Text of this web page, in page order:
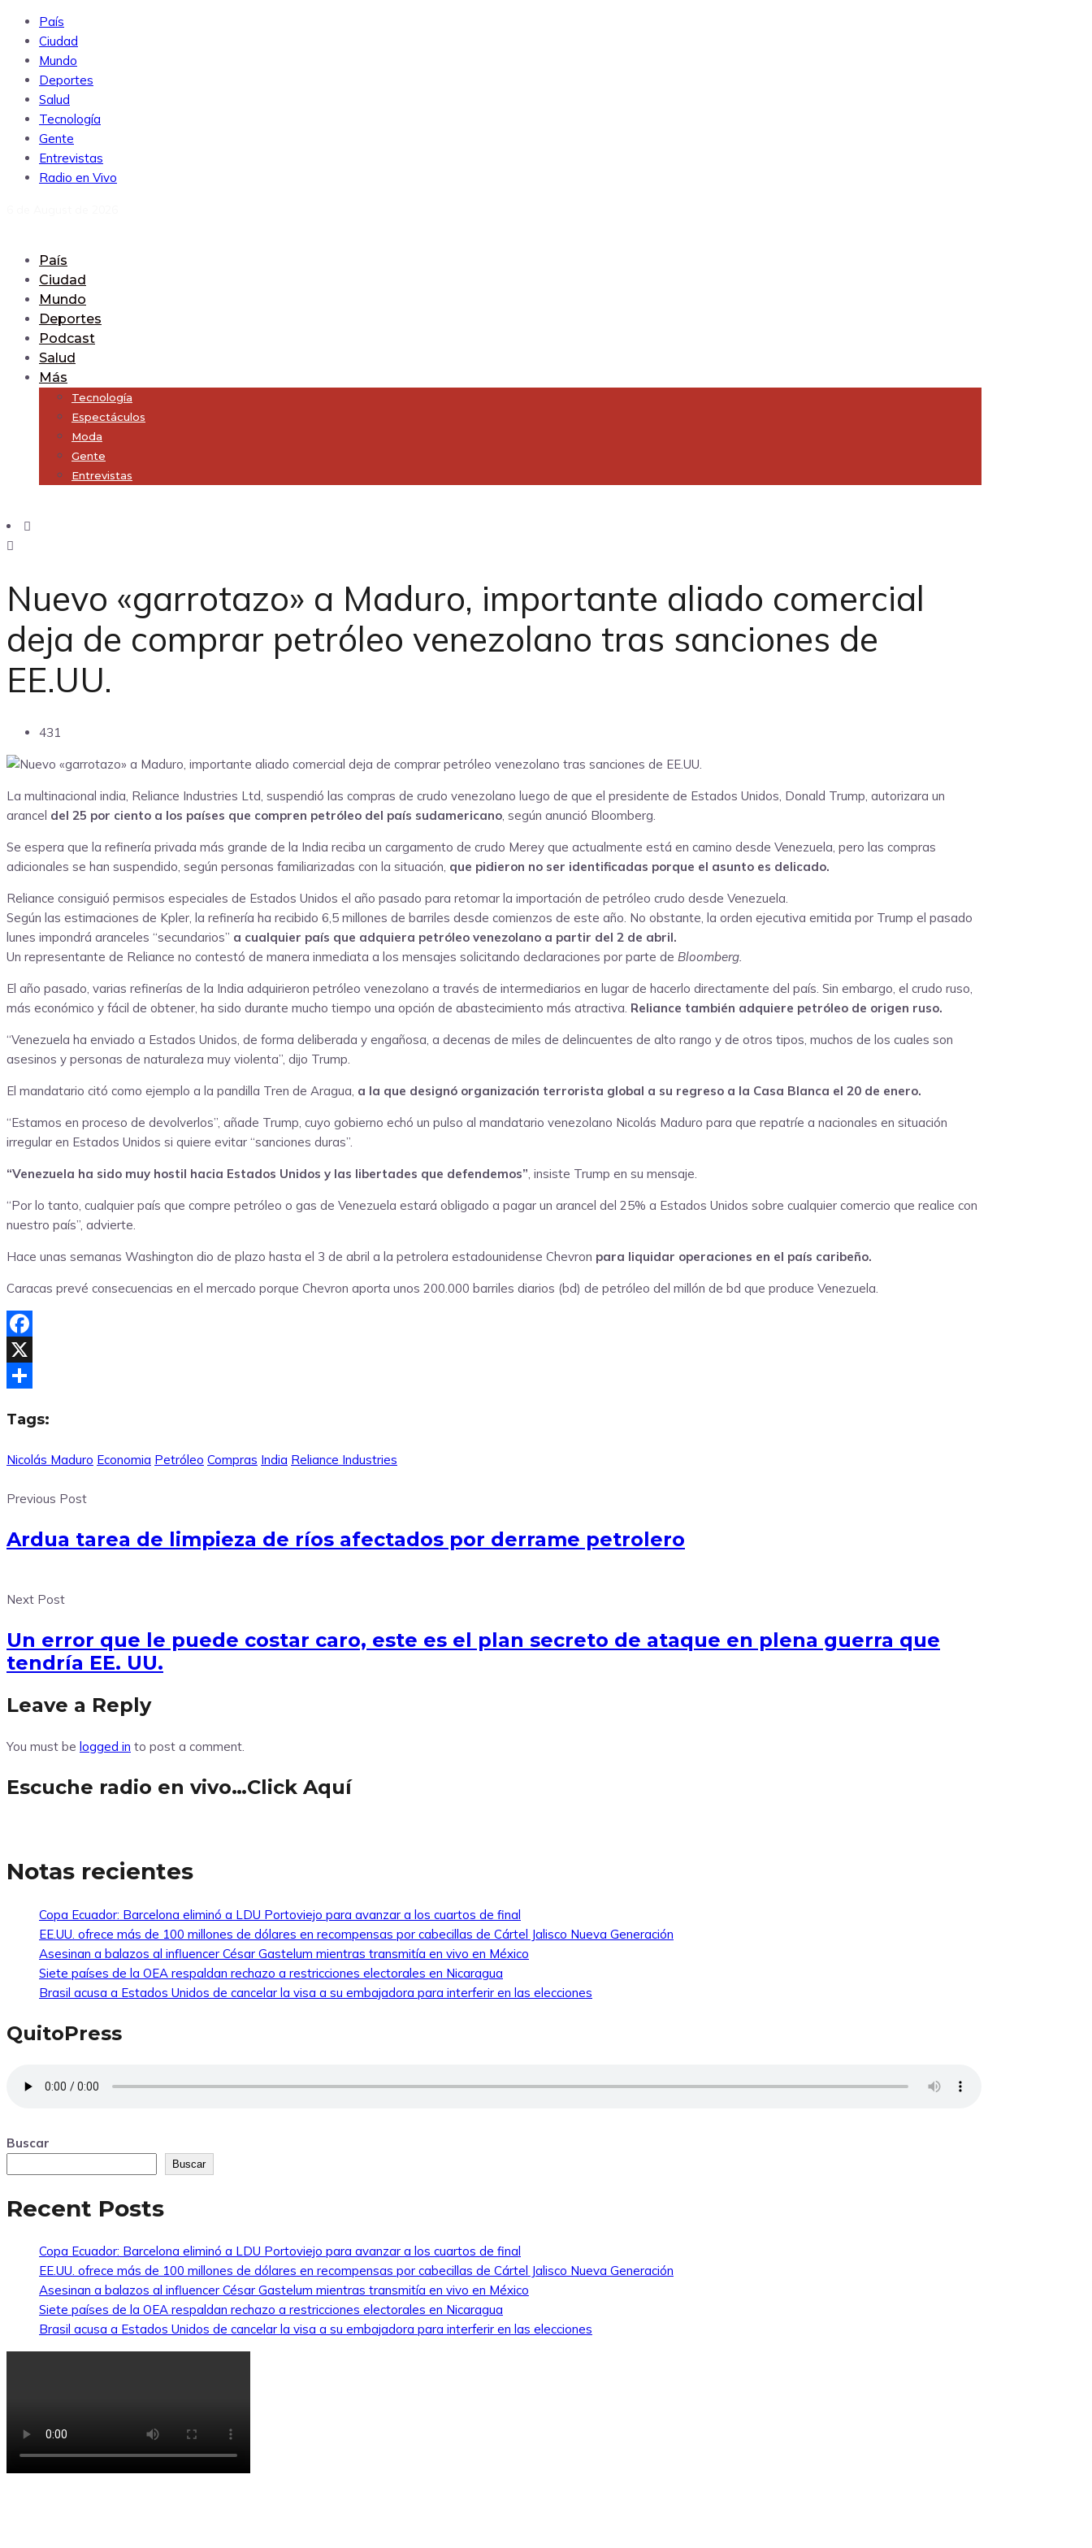
País
Ciudad
Mundo
Deportes
Salud
Tecnología
Gente
Entrevistas
Radio en Vivo
País
Ciudad
Mundo
Deportes
Podcast
Salud
Más
Tecnología
Espectáculos
Moda
Gente
Entrevistas
Nuevo «garrotazo» a Maduro, importante aliado comercial
deja de comprar petróleo venezolano tras sanciones de
EE.UU.
431
La multinacional india, Reliance Industries Ltd, suspendió las compras de crudo venezolano luego de que el presidente de Estados Unidos, Donald Trump, autorizara un
arancel del 25 por ciento a los países que compren petróleo del país sudamericano, según anunció Bloomberg.
Se espera que la refinería privada más grande de la India reciba un cargamento de crudo Merey que actualmente está en camino desde Venezuela, pero las compras
adicionales se han suspendido, según personas familiarizadas con la situación, que pidieron no ser identificadas porque el asunto es delicado.
Reliance consiguió permisos especiales de Estados Unidos el año pasado para retomar la importación de petróleo crudo desde Venezuela.
Según las estimaciones de Kpler, la refinería ha recibido 6,5 millones de barriles desde comienzos de este año. No obstante, la orden ejecutiva emitida por Trump el pasado
lunes impondrá aranceles “secundarios” a cualquier país que adquiera petróleo venezolano a partir del 2 de abril.
Un representante de Reliance no contestó de manera inmediata a los mensajes solicitando declaraciones por parte de Bloomberg.
El año pasado, varias refinerías de la India adquirieron petróleo venezolano a través de intermediarios en lugar de hacerlo directamente del país. Sin embargo, el crudo ruso,
más económico y fácil de obtener, ha sido durante mucho tiempo una opción de abastecimiento más atractiva. Reliance también adquiere petróleo de origen ruso.
“Venezuela ha enviado a Estados Unidos, de forma deliberada y engañosa, a decenas de miles de delincuentes de alto rango y de otros tipos, muchos de los cuales son
asesinos y personas de naturaleza muy violenta”, dijo Trump.
El mandatario citó como ejemplo a la pandilla Tren de Aragua, a la que designó organización terrorista global a su regreso a la Casa Blanca el 20 de enero.
“Estamos en proceso de devolverlos”, añade Trump, cuyo gobierno echó un pulso al mandatario venezolano Nicolás Maduro para que repatríe a nacionales en situación
irregular en Estados Unidos si quiere evitar “sanciones duras”.
“Venezuela ha sido muy hostil hacia Estados Unidos y las libertades que defendemos”, insiste Trump en su mensaje.
“Por lo tanto, cualquier país que compre petróleo o gas de Venezuela estará obligado a pagar un arancel del 25% a Estados Unidos sobre cualquier comercio que realice con
nuestro país”, advierte.
Hace unas semanas Washington dio de plazo hasta el 3 de abril a la petrolera estadounidense Chevron para liquidar operaciones en el país caribeño.
Caracas prevé consecuencias en el mercado porque Chevron aporta unos 200.000 barriles diarios (bd) de petróleo del millón de bd que produce Venezuela.
Facebook
X
Tags:
Nicolás Maduro Economia Petróleo Compras India Reliance Industries
Previous Post
Ardua tarea de limpieza de ríos afectados por derrame petrolero
Next Post
Un error que le puede costar caro, este es el plan secreto de ataque en plena guerra que
tendría EE. UU.
Leave a Reply
You must be logged in to post a comment.
Escuche radio en vivo…Click Aquí
Notas recientes
Copa Ecuador: Barcelona eliminó a LDU Portoviejo para avanzar a los cuartos de final
EE.UU. ofrece más de 100 millones de dólares en recompensas por cabecillas de Cártel Jalisco Nueva Generación
Asesinan a balazos al influencer César Gastelum mientras transmitía en vivo en México
Siete países de la OEA respaldan rechazo a restricciones electorales en Nicaragua
Brasil acusa a Estados Unidos de cancelar la visa a su embajadora para interferir en las elecciones
QuitoPress
Buscar
Buscar
Recent Posts
Copa Ecuador: Barcelona eliminó a LDU Portoviejo para avanzar a los cuartos de final
EE.UU. ofrece más de 100 millones de dólares en recompensas por cabecillas de Cártel Jalisco Nueva Generación
Asesinan a balazos al influencer César Gastelum mientras transmitía en vivo en México
Siete países de la OEA respaldan rechazo a restricciones electorales en Nicaragua
Brasil acusa a Estados Unidos de cancelar la visa a su embajadora para interferir en las elecciones